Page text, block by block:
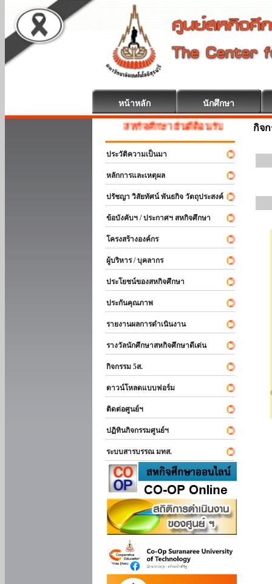
หน้าหลัก นักศึกษา
สหกิจศึกษา ยินดีต้อนรับ
ประวัติความเป็นมา
หลักการและเหตุผล
ปรัชญา วิสัยทัศน์ พันธกิจ วัตถุประสงค์
ข้อบังคับฯ / ประกาศฯ สหกิจศึกษา
โครงสร้างองค์กร
ผู้บริหาร / บุคลากร
ประโยชน์ของสหกิจศึกษา
ประกันคุณภาพ
รายงานผลการดำเนินงาน
รางวัลนักศึกษาสหกิจศึกษาดีเด่น
กิจกรรม 5ส.
ดาวน์โหลดแบบฟอร์ม
ติดต่อศูนย์ฯ
ปฏิทินกิจกรรมศูนย์ฯ
ระบบสารบรรณ มทส.
กิจ